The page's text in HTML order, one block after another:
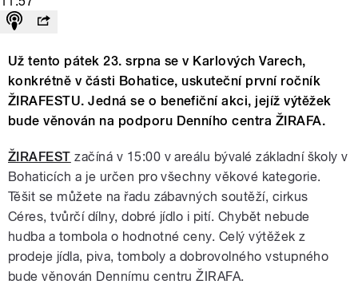
Už tento pátek 23. srpna se v Karlových Varech,
konkrétně v části Bohatice, uskuteční první ročník
ŽIRAFESTU. Jedná se o benefiční akci, jejíž výtěžek
bude věnován na podporu Denního centra ŽIRAFA.
ŽIRAFEST začíná v 15:00 v areálu bývalé základní školy v
Bohaticích a je určen pro všechny věkové kategorie.
Těšit se můžete na řadu zábavných soutěží, cirkus
Céres, tvůrčí dílny, dobré jídlo i pití. Chybět nebude
hudba a tombola o hodnotné ceny. Celý výtěžek z
prodeje jídla, piva, tomboly a dobrovolného vstupného
bude věnován Dennímu centru ŽIRAFA.